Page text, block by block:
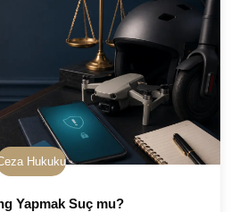
Hukuku
Yapmak Suç mu?